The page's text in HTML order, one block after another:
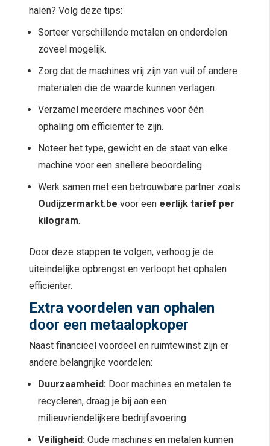
halen? Volg deze tips:
Sorteer verschillende metalen en onderdelen
zoveel mogelijk.
Zorg dat de machines vrij zijn van vuil of andere
materialen die de waarde kunnen verlagen.
Verzamel meerdere machines voor één
ophaling om efficiënter te zijn.
Noteer het type, gewicht en de staat van elke
machine voor een snellere beoordeling.
Werk samen met een betrouwbare partner zoals
Oudijzermarkt.be voor een eerlijk tarief per
kilogram.
Door deze stappen te volgen, verhoog je de
uiteindelijke opbrengst en verloopt het ophalen
efficiënter.
Extra voordelen van ophalen
door een metaalopkoper
Naast financieel voordeel en ruimtewinst zijn er
andere belangrijke voordelen:
Duurzaamheid: Door machines en metalen te
recycleren, draag je bij aan een
milieuvriendelijkere bedrijfsvoering.
Veiligheid: Oude machines en metalen kunnen